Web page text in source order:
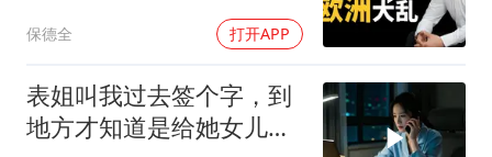
保德全 打开APP
表姐叫我过去签个字，到
地方才知道是给她女儿婚